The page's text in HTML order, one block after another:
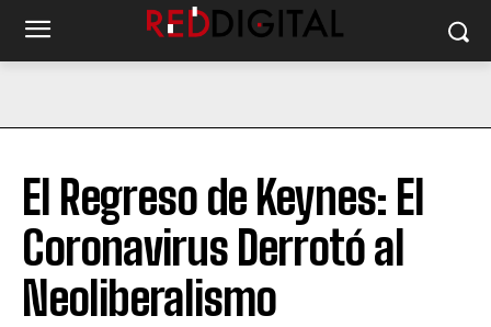
El Regreso de Keynes: El
Coronavirus Derrotó al
Neoliberalismo